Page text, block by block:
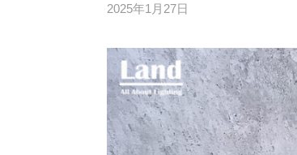
2025年1月27日